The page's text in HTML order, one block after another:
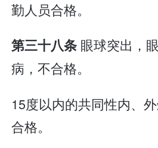
勤人员合格。
第三十八条 眼球突出，
病，不合格。
15度以内的共同性内、
合格。